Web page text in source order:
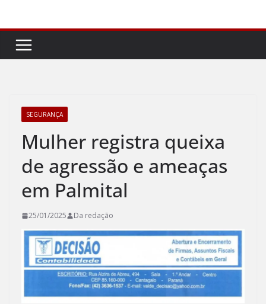
conteúdo
SEGURANÇA
Mulher registra queixa
de agressão e ameaças
em Palmital
25/01/2025 Da redação